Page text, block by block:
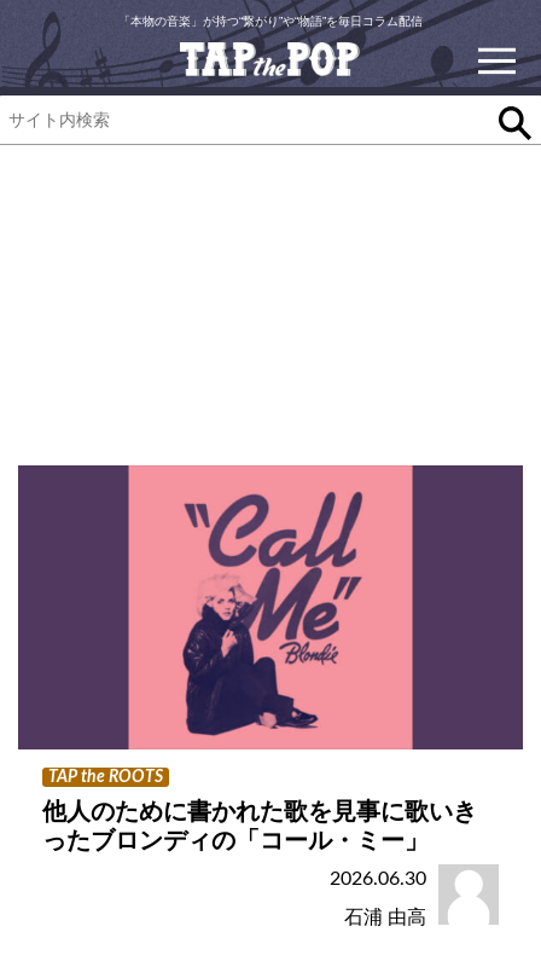
「本物の音楽」が持つ“繋がり”や“物語”を毎日コラム配信
TAP the ROOTS
他人のために書かれた歌を見事に歌いき
ったブロンディの「コール・ミー」
2026.06.30
石浦 由高